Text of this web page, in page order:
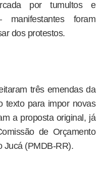
por tumultos e
foram
dos protestos.
três emendas da
texto para impor novas
a proposta original, já
de Orçamento
Jucá (PMDB-RR).